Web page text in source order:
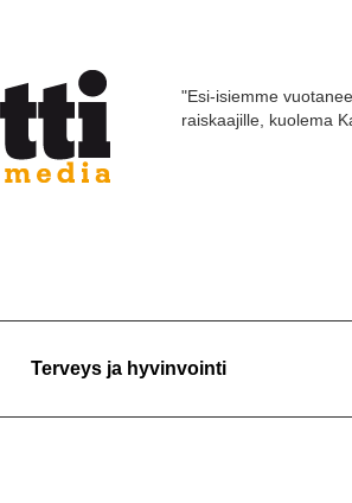
"Esi-isiemme
raiskaajille, kuolema
Terveys ja hyvinvointi